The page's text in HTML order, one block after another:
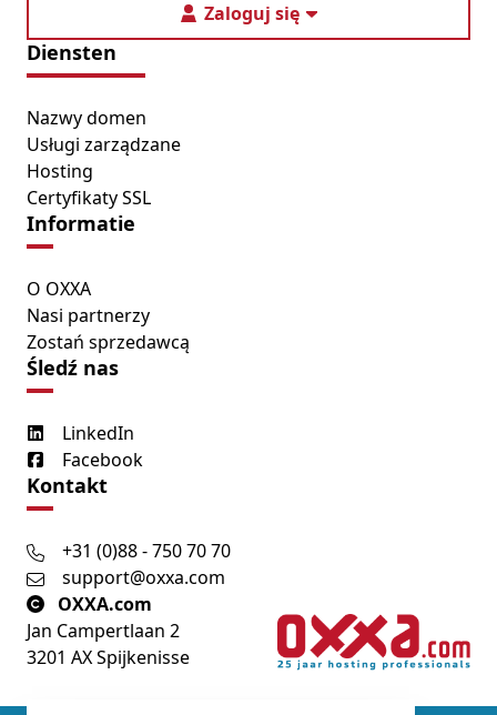
Zaloguj się
Diensten
Nazwy domen
Usługi zarządzane
Hosting
Certyfikaty SSL
Informatie
O OXXA
Nasi partnerzy
Zostań sprzedawcą
Śledź nas
LinkedIn
Facebook
Kontakt
+31 (0)88 - 750 70 70
support@oxxa.com
OXXA.com
Jan Campertlaan 2
3201 AX Spijkenisse